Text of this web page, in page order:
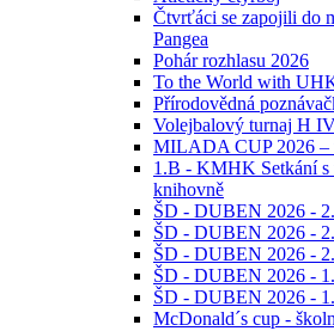
Čtvrťáci se zapojili do
Pangea
Pohár rozhlasu 2026
To the World with
Přírodovědná
Volejbalový turnaj H
MILADA CUP 2026 –
1.B - KMHK Setkání s
knihovně
ŠD - DUBEN 2026 -
ŠD - DUBEN 2026 -
ŠD - DUBEN 2026 -
ŠD - DUBEN 2026 -
ŠD - DUBEN 2026 -
McDonald´s cup -